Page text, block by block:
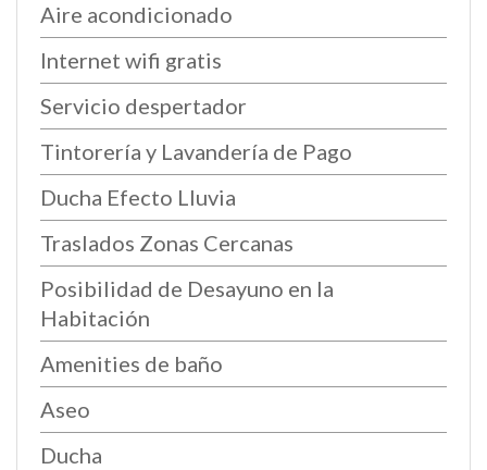
Aire acondicionado
Internet wifi gratis
Servicio despertador
Tintorería y Lavandería de Pago
Ducha Efecto Lluvia
Traslados Zonas Cercanas
Posibilidad de Desayuno en la
Habitación
Amenities de baño
Aseo
Ducha